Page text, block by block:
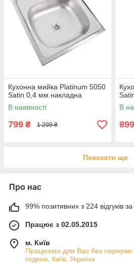
Кухонна мийка Platinum 5050
Satin 0,4 мм накладна
В наявності
799 ₴ 1 299 ₴
В
899
Показати ще
Про нас
99% позитивних з 224 відгуків за
Працює з 02.05.2015
м. Київ
Працюємо для Вас без перерви
години, Київ, Україна